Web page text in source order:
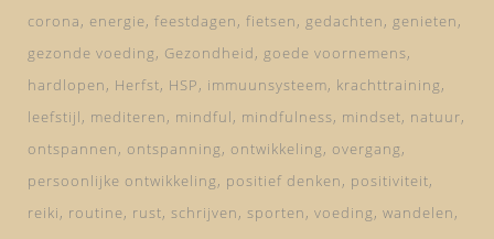
corona
energie feestdagen fietsen gedachten
genieten
gezonde voeding
Gezondheid
goede voornemens
hardlopen
Herfst HSP immuunsysteem krachttraining
leefstijl
mediteren mindful mindfulness mindset natuur
ontspannen
ontspanning ontwikkeling
overgang
persoonlijke ontwikkeling
positief denken
positiviteit
reiki
routine rust schrijven sporten voeding wandelen